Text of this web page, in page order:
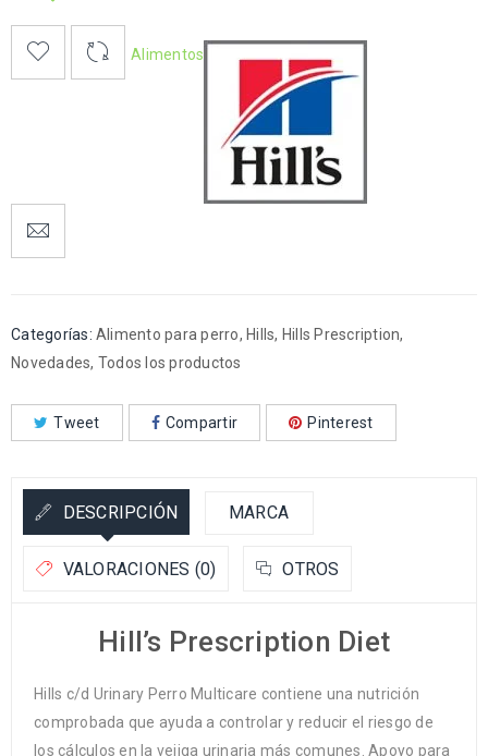
Alimentos
Categorías: Alimento para perro, Hills, Hills Prescription,
Novedades, Todos los productos
Tweet Compartir Pinterest
DESCRIPCIÓN MARCA
VALORACIONES (0) OTROS
Hill’s Prescription Diet
Hills c/d Urinary Perro Multicare contiene una nutrición
comprobada que ayuda a controlar y reducir el riesgo de
los cálculos en la vejiga urinaria más comunes. Apoyo para